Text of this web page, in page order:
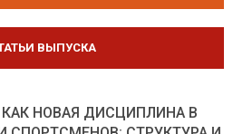
ВЫПУСКА
НОВАЯ ДИСЦИПЛИНА В